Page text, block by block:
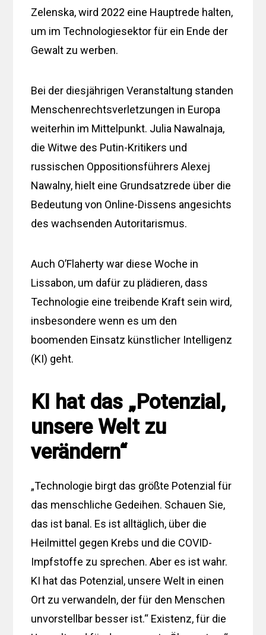
Zelenska, wird 2022 eine Hauptrede halten,
um im Technologiesektor für ein Ende der
Gewalt zu werben.
Bei der diesjährigen Veranstaltung standen
Menschenrechtsverletzungen in Europa
weiterhin im Mittelpunkt. Julia Nawalnaja,
die Witwe des Putin-Kritikers und
russischen Oppositionsführers Alexej
Nawalny, hielt eine Grundsatzrede über die
Bedeutung von Online-Dissens angesichts
des wachsenden Autoritarismus.
Auch O’Flaherty war diese Woche in
Lissabon, um dafür zu plädieren, dass
Technologie eine treibende Kraft sein wird,
insbesondere wenn es um den
boomenden Einsatz künstlicher Intelligenz
(KI) geht.
KI hat das „Potenzial,
unsere Welt zu
verändern“
„Technologie birgt das größte Potenzial für
das menschliche Gedeihen. Schauen Sie,
das ist banal. Es ist alltäglich, über die
Heilmittel gegen Krebs und die COVID-
Impfstoffe zu sprechen. Aber es ist wahr.
KI hat das Potenzial, unsere Welt in einen
Ort zu verwandeln, der für den Menschen
unvorstellbar besser ist.“ Existenz, für die